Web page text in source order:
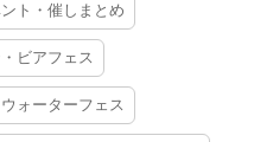
ト・催しまとめ
ビアフェス
ォーターフェス